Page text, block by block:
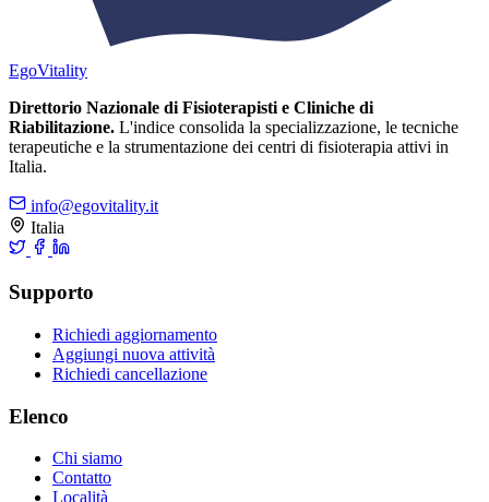
EgoVitality
Direttorio Nazionale di Fisioterapisti e Cliniche di
Riabilitazione. L'indice consolida la specializzazione, le tecniche
terapeutiche e la strumentazione dei centri di fisioterapia attivi in
Italia.
info@egovitality.it
Italia
Supporto
Richiedi aggiornamento
Aggiungi nuova attività
Richiedi cancellazione
Elenco
Chi siamo
Contatto
Località